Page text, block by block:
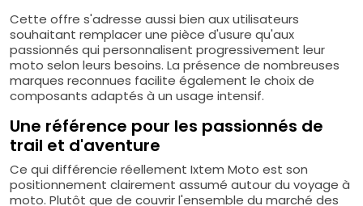
Cette offre s'adresse aussi bien aux utilisateurs
souhaitant remplacer une pièce d'usure qu'aux
passionnés qui personnalisent progressivement leur
moto selon leurs besoins. La présence de nombreuses
marques reconnues facilite également le choix de
composants adaptés à un usage intensif.
Une référence pour les passionnés de
trail et d'aventure
Ce qui différencie réellement Ixtem Moto est son
positionnement clairement assumé autour du voyage à
moto. Plutôt que de couvrir l'ensemble du marché des